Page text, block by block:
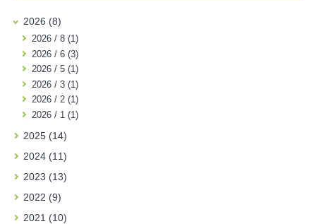
2026 (8)
2026 / 8 (1)
2026 / 6 (3)
2026 / 5 (1)
2026 / 3 (1)
2026 / 2 (1)
2026 / 1 (1)
2025 (14)
2024 (11)
2023 (13)
2022 (9)
2021 (10)